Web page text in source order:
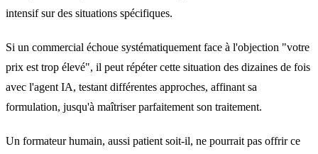
intensif sur des situations spécifiques.
Si un commercial échoue systématiquement face à l'objection "votre
prix est trop élevé", il peut répéter cette situation des dizaines de fois
avec l'agent IA, testant différentes approches, affinant sa
formulation, jusqu'à maîtriser parfaitement son traitement.
Un formateur humain, aussi patient soit-il, ne pourrait pas offrir ce